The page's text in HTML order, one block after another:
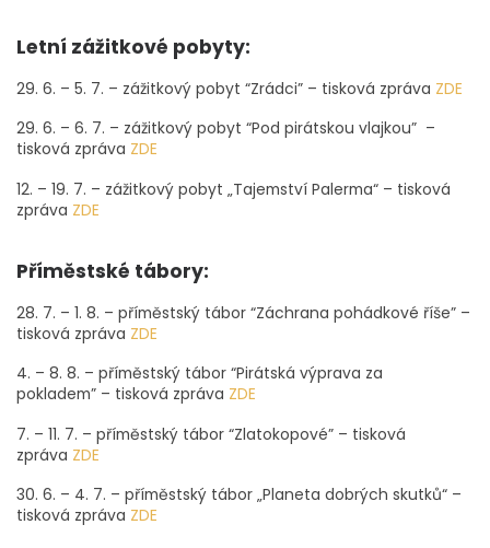
Letní zážitkové pobyty:
29. 6. – 5. 7. – zážitkový pobyt “Zrádci” – tisková zpráva ZDE
29. 6. – 6. 7. – zážitkový pobyt “Pod pirátskou vlajkou” –
tisková zpráva ZDE
12. – 19. 7. – zážitkový pobyt „Tajemství Palerma“ – tisková
zpráva ZDE
Příměstské tábory:
28. 7. – 1. 8. – příměstský tábor “Záchrana pohádkové říše” –
tisková zpráva ZDE
4. – 8. 8. – příměstský tábor “Pirátská výprava za
pokladem” – tisková zpráva ZDE
7. – 11. 7. – příměstský tábor “Zlatokopové” – tisková
zpráva ZDE
30. 6. – 4. 7. – příměstský tábor „Planeta dobrých skutků“ –
tisková zpráva ZDE